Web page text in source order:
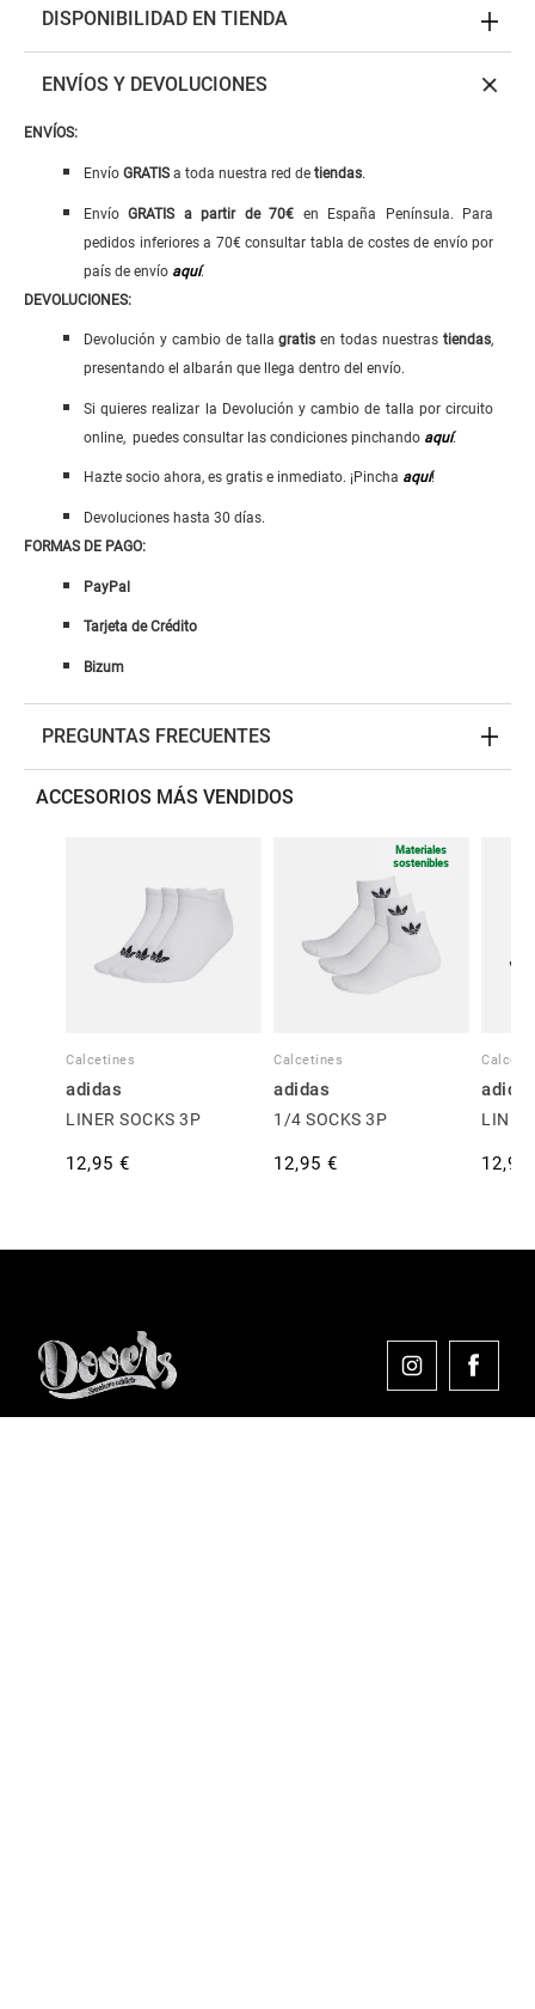
DISPONIBILIDAD EN TIENDA
ENVÍOS Y DEVOLUCIONES
ENVÍOS:
Envío GRATISa toda nuestra red de tiendas.
EnvíoGRATISapartir de 70€ en España Península. Para
pedidos inferiores a 70€ consultar tabla de costes de envío por
país de envío aquí.
DEVOLUCIONES:
Devolución y cambio de tallagratisen todas nuestrastiendas,
presentando el albarán que llega dentro del envío.
Si quieres realizar la Devolución y cambio de talla por circuito
online, puedes consultar las condiciones pinchando aquí.
Hazte socio ahora, es gratis e inmediato. ¡Pincha aquí!
Devoluciones hasta 30 días.
FORMAS DE PAGO:
PayPal
Tarjeta de Crédito
Bizum
PREGUNTAS FRECUENTES
ACCESORIOS MÁS VENDIDOS
Calcetines
adidas
LINER SOCKS 3P
12,95 €
Materiales
sostenibles
Calcetines
adidas
1/4 SOCKS 3P
12,95 €
LINER
12,95